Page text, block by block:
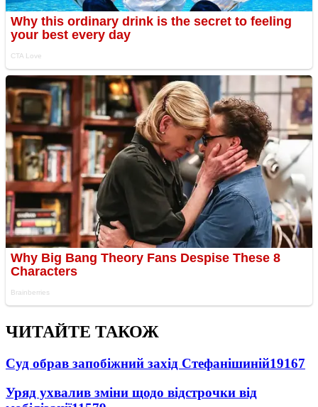
ЧИТАЙТЕ ТАКОЖ
Суд обрав запобіжний захід Стефанішиній19167
Уряд ухвалив зміни щодо відстрочки від